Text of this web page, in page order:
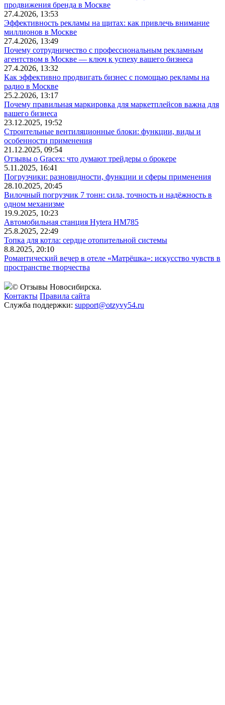
продвижения бренда в Москве
27.4.2026, 13:53
Эффективность рекламы на щитах: как привлечь внимание
миллионов в Москве
27.4.2026, 13:49
Почему сотрудничество с профессиональным рекламным
агентством в Москве — ключ к успеху вашего бизнеса
27.4.2026, 13:32
Как эффективно продвигать бизнес с помощью рекламы на
радио в Москве
25.2.2026, 13:17
Почему правильная маркировка для маркетплейсов важна для
вашего бизнеса
23.12.2025, 19:52
Строительные вентиляционные блоки: функции, виды и
особенности применения
21.12.2025, 09:54
Отзывы о Gracex: что думают трейдеры о брокере
5.11.2025, 16:41
Погрузчики: разновидности, функции и сферы применения
28.10.2025, 20:45
Вилочный погрузчик 7 тонн: сила, точность и надёжность в
одном механизме
19.9.2025, 10:23
Автомобильная станция Hytera HM785
25.8.2025, 22:49
Топка для котла: сердце отопительной системы
8.8.2025, 20:10
Романтический вечер в отеле «Матрёшка»: искусство чувств в
пространстве творчества
© Отзывы Новосибирска.
Контакты Правила сайта
Служба поддержки: support@otzyvy54.ru